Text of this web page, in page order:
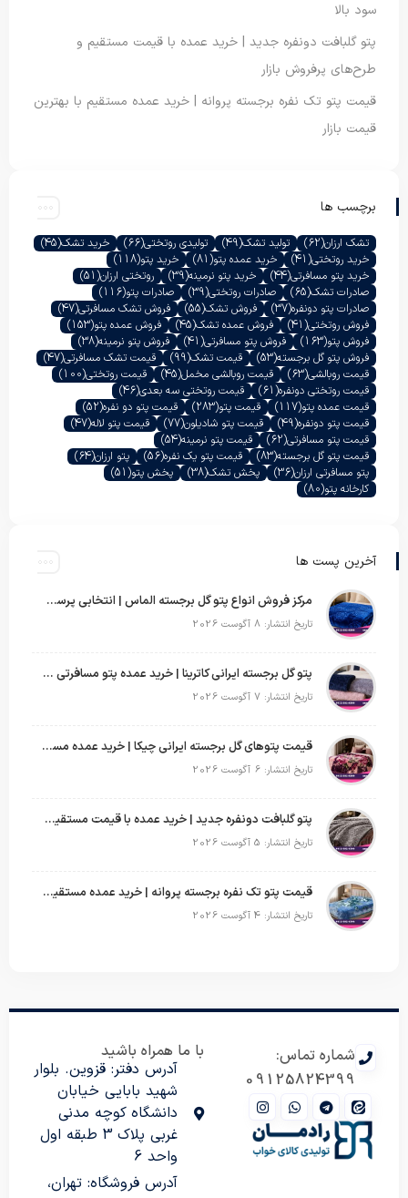
سود بالا
پتو گلبافت دونفره جدید | خرید عمده با قیمت مستقیم و
طرح‌های پرفروش بازار
قیمت پتو تک نفره برجسته پروانه | خرید عمده مستقیم با بهترین
قیمت بازار
برچسب ها
تشک ارزان(62) تولید تشک(49) تولیدی روتختی(66) خرید تشک(45)
خرید روتختی(41) خرید عمده پتو(81) خرید پتو(118)
خرید پتو مسافرتی(44) خرید پتو نرمینه(39) روتختی ارزان(51)
صادرات تشک(65) صادرات روتختی(39) صادرات پتو(116)
صادرات پتو دونفره(37) فروش تشک(55) فروش تشک مسافرتی(47)
فروش روتختی(41) فروش عمده تشک(45) فروش عمده پتو(153)
فروش پتو(163) فروش پتو مسافرتی(41) فروش پتو نرمینه(38)
فروش پتو گل برجسته(53) قیمت تشک(99) قیمت تشک مسافرتی(47)
قیمت روبالشی(63) قیمت روبالشی مخمل(45) قیمت روتختی(100)
قیمت روتختی دونفره(61) قیمت روتختی سه بعدی(46)
قیمت عمده پتو(117) قیمت پتو(283) قیمت پتو دو نفره(52)
قیمت پتو دونفره(49) قیمت پتو شادیلون(77) قیمت پتو لاله(47)
قیمت پتو مسافرتی(62) قیمت پتو نرمینه(54)
قیمت پتو گل برجسته(83) قیمت پتو یک نفره(56) پتو ارزان(64)
پتو مسافرتی ارزان(36) پخش تشک(38) پخش پتو(51)
کارخانه پتو(80)
آخرین پست ها
مرکز فروش انواع پتو گل برجسته الماس | انتخابی پرسود برای عمده‌فروشان
تاریخ انتشار: 8 آگوست 2026
پتو گل برجسته ایرانی کاترینا | خرید عمده پتو مسافرتی با قیمت تولیدی
تاریخ انتشار: 7 آگوست 2026
قیمت پتوهای گل برجسته ایرانی چیکا | خرید عمده مستقیم با سود بالا
تاریخ انتشار: 6 آگوست 2026
پتو گلبافت دونفره جدید | خرید عمده با قیمت مستقیم و طرح‌های پرفروش بازار
تاریخ انتشار: 5 آگوست 2026
قیمت پتو تک نفره برجسته پروانه | خرید عمده مستقیم با بهترین قیمت بازار
تاریخ انتشار: 4 آگوست 2026
شماره تماس:
09125824399
با ما همراه باشید
آدرس دفتر: قزوین. بلوار
شهید بابایی خیابان
دانشگاه کوچه مدنی
غربی پلاک 3 طبقه اول
واحد 6
آدرس فروشگاه: تهران،